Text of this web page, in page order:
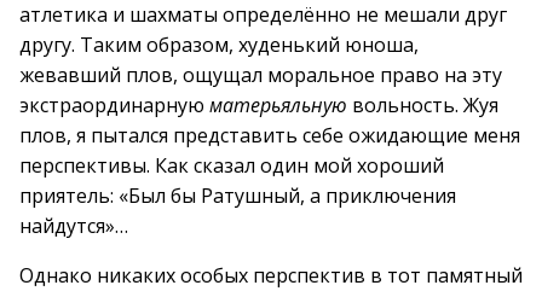
атлетика и шахматы определённо не мешали друг
другу. Таким образом, худенький юноша,
жевавший плов, ощущал моральное право на эту
экстраординарную матерьяльную вольность. Жуя
плов, я пытался представить себе ожидающие меня
перспективы. Как сказал один мой хороший
приятель: «Был бы Ратушный, а приключения
найдутся»…
Однако никаких особых перспектив в тот памятный